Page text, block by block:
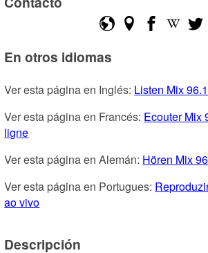
En otros idiomas
Ver esta página en Inglés: Listen Mix
Ver esta página en Francés: Ecouter Mix
ligne
Ver esta página en Alemán: Hören Mix
Ver esta página en Portugues:
ao vivo
Descripción